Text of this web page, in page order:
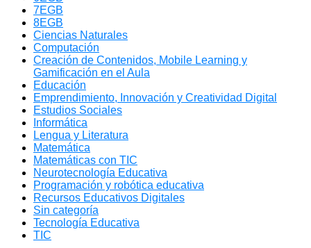
7EGB
8EGB
Ciencias Naturales
Computación
Creación de Contenidos, Mobile Learning y
Gamificación en el Aula
Educación
Emprendimiento, Innovación y Creatividad Digital
Estudios Sociales
Informática
Lengua y Literatura
Matemática
Matemáticas con TIC
Neurotecnología Educativa
Programación y robótica educativa
Recursos Educativos Digitales
Sin categoría
Tecnología Educativa
TIC